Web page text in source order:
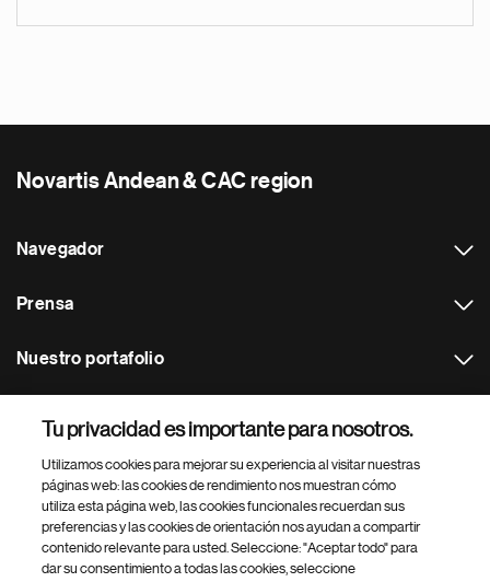
Novartis Andean & CAC region
Navegador
Prensa
Nuestro portafolio
Footer Site Search
Tu privacidad es importante para nosotros.
Utilizamos cookies para mejorar su experiencia al visitar nuestras
páginas web: las cookies de rendimiento nos muestran cómo
utiliza esta página web, las cookies funcionales recuerdan sus
preferencias y las cookies de orientación nos ayudan a compartir
contenido relevante para usted. Seleccione: "Aceptar todo" para
dar su consentimiento a todas las cookies, seleccione